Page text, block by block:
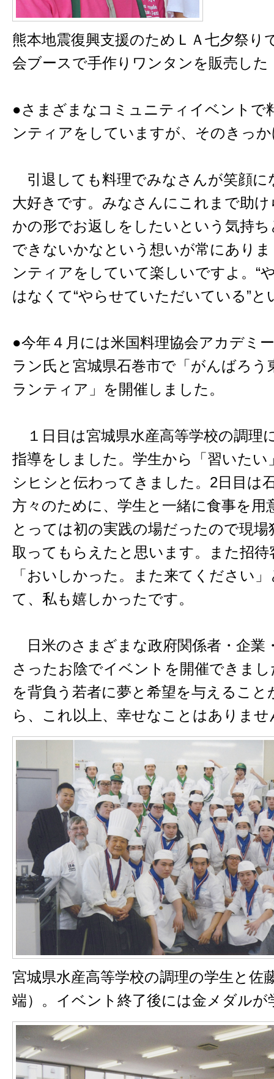
熊本地震復興支援のためＬＡ七夕祭り
会ブースで手作りワンタンを販売した
●さまざまなコミュニティイベントで
ンティアをしていますが、そのきっ
引退しても料理でみなさんが笑顔に
大好きです。みなさんにこれまで助
かの形でお返しをしたいという気持
できないかなという想いが常にあり
ンティアをしていて楽しいですよ。“
はなくて“やらせていただいている”と
●今年４月には米国料理協会アカデミ
ラン氏と宮城県石巻市で「がんばろう
ランティア」を開催しました。
１日目は宮城県水産高等学校の調理
指導をしました。学生から「習いた
シヒシと伝わってきました。2日目は
方々のために、学生と一緒に食事を用
とっては初の実践の場だったので現
取ってもらえたと思います。また招
「おいしかった。また来てください
て、私も嬉しかったです。
日米のさまざまな政府関係者・企業
さったお陰でイベントを開催できま
を背負う若者に夢と希望を与えるこ
ら、これ以上、幸せなことはありませ
宮城県水産高等学校の調理の学生と佐
端）。イベント終了後には金メダルが